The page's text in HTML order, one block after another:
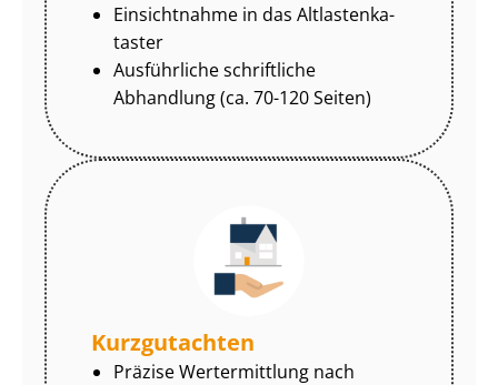
Einsichtnahme in das Alt­las­ten­ka­
tas­ter
Ausführliche schriftliche
Abhandlung (ca. 70-120 Seiten)
Kurzgutachten
Präzise Wertermittlung nach